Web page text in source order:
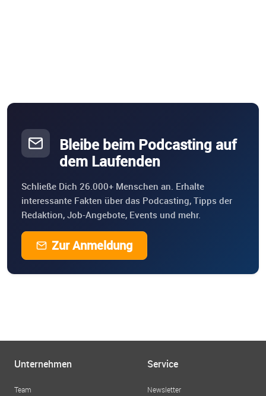
Bleibe beim Podcasting auf
dem Laufenden
Schließe Dich 26.000+ Menschen an. Erhalte
interessante Fakten über das Podcasting, Tipps der
Redaktion, Job-Angebote, Events und mehr.
Zur Anmeldung
Unternehmen
Team
Service
Newsletter